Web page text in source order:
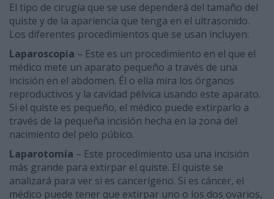
El tipo de cirugía que se use dependerá del tamaño del
quiste y de la apariencia que tenga en el ultrasonido.
Los diferentes procedimientos que se usan incluyen:
Laparoscopia – Este es un procedimiento en el que el
médico mete un aparato pequeño a través de una
incisión en el abdomen. Él o ella mira los órganos
reproductivos y la cavidad pélvica usando este aparato.
Si el quiste es pequeño, el médico puede extirparlo a
través de la pequeña incisión hecha en la zona del
nacimiento del pelo púbico.
Laparotomía – Este procedimiento usa una incisión
más grande para extirpar el quiste. El quiste se
analizará para ver si es cancerígeno. Si es cáncer, el
médico puede tener que extirpar uno o los dos ovarios,